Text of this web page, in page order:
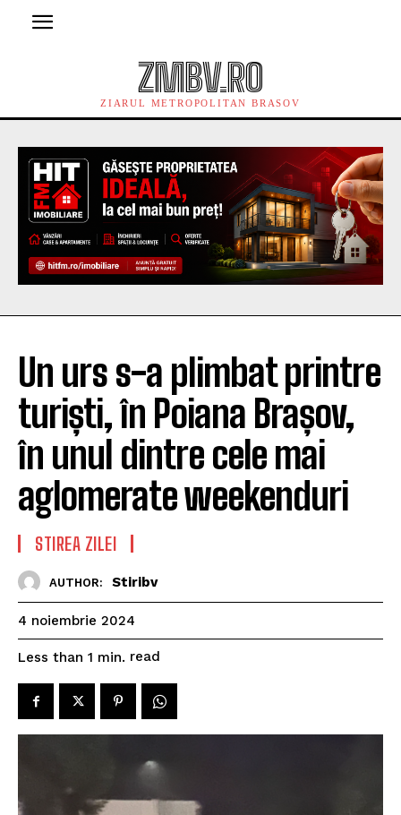
ZMBV.RO
ZIARUL METROPOLITAN BRASOV
Un urs s-a plimbat printre
turiști, în Poiana Brașov,
în unul dintre cele mai
aglomerate weekenduri
STIREA ZILEI
AUTHOR: Stiribv
4 noiembrie 2024
Less than 1 min. read